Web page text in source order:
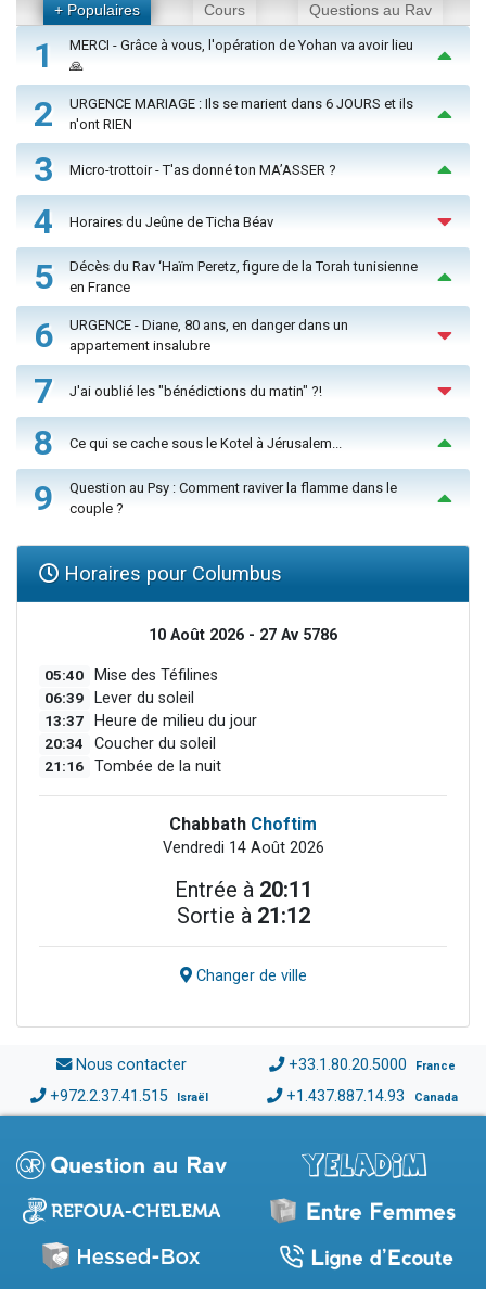
+ Populaires Cours Questions au Rav
1
MERCI - Grâce à vous, l'opération de Yohan va avoir lieu
🙏
2
URGENCE MARIAGE : Ils se marient dans 6 JOURS et ils
n'ont RIEN
3 Micro-trottoir - T'as donné ton MA’ASSER ?
4 Horaires du Jeûne de Ticha Béav
5
Décès du Rav ‘Haïm Peretz, figure de la Torah tunisienne
en France
6
URGENCE - Diane, 80 ans, en danger dans un
appartement insalubre
7 J'ai oublié les "bénédictions du matin" ?!
8 Ce qui se cache sous le Kotel à Jérusalem...
9
Question au Psy : Comment raviver la flamme dans le
couple ?
Horaires pour Columbus
10 Août 2026 - 27 Av 5786
05:40 Mise des Téfilines
06:39 Lever du soleil
13:37 Heure de milieu du jour
20:34 Coucher du soleil
21:16 Tombée de la nuit
Chabbath Choftim
Vendredi 14 Août 2026
Entrée à 20:11
Sortie à 21:12
Changer de ville
Nous contacter +33.1.80.20.5000 France
+972.2.37.41.515 Israël +1.437.887.14.93 Canada